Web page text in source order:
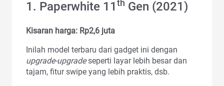
1. Paperwhite 11 th Gen (2021)
Kisaran harga: Rp2,6 juta
Inilah model terbaru dari gadget ini dengan
upgrade-upgradeseperti layar lebih besar dan
tajam, fitur swipe yang lebih praktis, dsb.